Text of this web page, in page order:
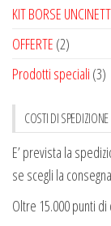
KIT BORSE
OFFERTE (2)
Prodotti speciali (3)
COSTI DI SPEDIZIONE
E’ prevista la
se scegli la
Oltre 15.000 punti